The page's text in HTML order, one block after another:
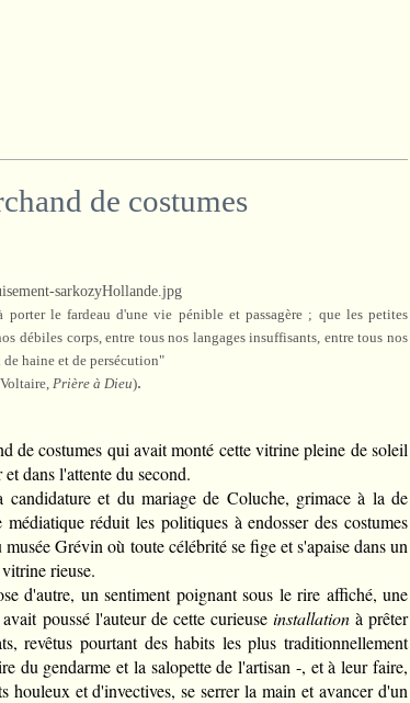
de costumes
le fardeau d'une vie pénible et passagère ; que les petites
débiles corps, entre tous nos langages insuffisants, entre tous nos
haine et de persécution"
Prière à Dieu).
de costumes qui avait monté cette vitrine pleine de soleil
dans l'attente du second.
candidature et du mariage de Coluche, grimace à la de
réduit les politiques à endosser des costumes
Grévin où toute célébrité se fige et s'apaise dans un
rieuse.
d'autre, un sentiment poignant sous le rire affiché, une
poussé l'auteur de cette curieuse installationà prêter
revêtus pourtant des habits les plus traditionnellement
du gendarme et la salopette de l'artisan -, et à leur faire,
houleux et d'invectives, se serrer la main et avancer d'un